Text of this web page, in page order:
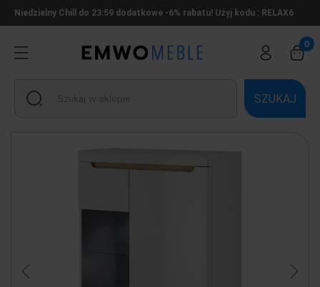
Niedzielny Chill do 23:59 dodatkowe -6% rabatu! Użyj kodu : RELAX6
SZUKAJ